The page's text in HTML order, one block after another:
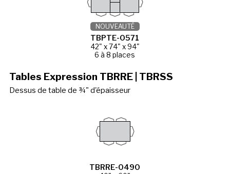
TBPTE-0571
42" x 74" x 94"
6 à 8 places
NOUVEAUTÉ
Tables Expression TBRRE | TBRSS
Dessus de table de ¾" d'épaisseur
TBRRE-0490